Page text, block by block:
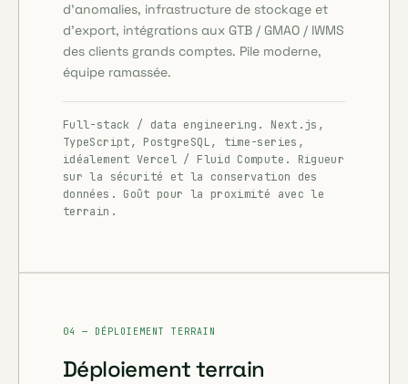
d'anomalies, infrastructure de stockage et
d'export, intégrations aux GTB / GMAO / IWMS
des clients grands comptes. Pile moderne,
équipe ramassée.
Full-stack / data engineering. Next.js,
TypeScript, PostgreSQL, time-series,
idéalement Vercel / Fluid Compute. Rigueur
sur la sécurité et la conservation des
données. Goût pour la proximité avec le
terrain.
04 — DÉPLOIEMENT TERRAIN
Déploiement terrain